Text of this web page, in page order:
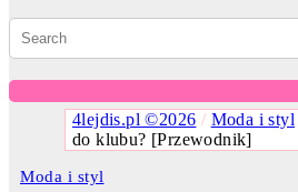
4lejdis.pl ©2026 / Moda i styl
do klubu? [Przewodnik]
Moda i styl